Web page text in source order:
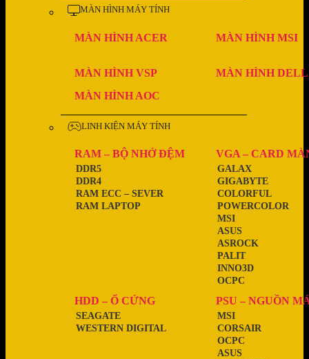
MÀN HÌNH MÁY TÍNH
MÀN HÌNH ACER MÀN HÌNH MSI
MÀN HÌNH VSP
MÀN HÌNH DELL
MÀN HÌNH AOC
LINH KIỆN MÁY TÍNH
RAM – BỘ NHỚ ĐỆM
RAM LAPTOP
RAM ECC – SEVER
DDR4
DDR5
VGA – CARD
OCPC
INNO3D
PALIT
ASROCK
ASUS
MSI
POWERCOLOR
COLORFUL
GIGABYTE
GALAX
HDD – Ổ CỨNG
WESTERN DIGITAL
SEAGATE
PSU – NGUỒN
ASUS
OCPC
CORSAIR
MSI